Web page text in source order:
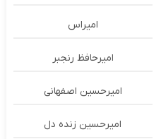
امیراس
امیرحافظ رنجبر
امیرحسین اصفهانی
امیرحسین زنده دل